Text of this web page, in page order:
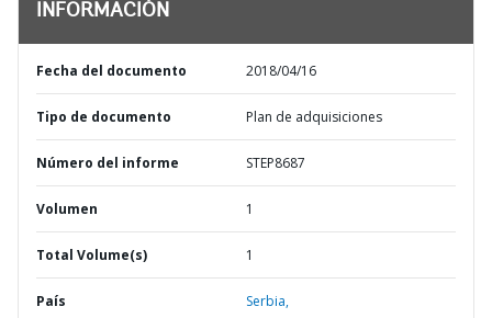
INFORMACIÓN
Fecha del documento 2018/04/16
Tipo de documento Plan de adquisiciones
Número del informe STEP8687
Volumen 1
Total Volume(s) 1
País Serbia,